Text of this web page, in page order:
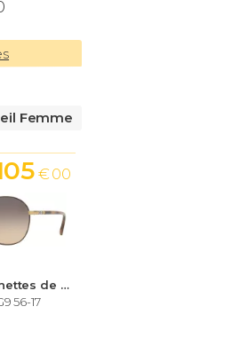
Femme
Burberry Lunettes de soleil Femme
56-17
€ 00